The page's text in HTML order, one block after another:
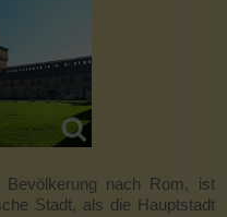
Bevölkerung nach Rom, ist
Stadt, als die Hauptstadt